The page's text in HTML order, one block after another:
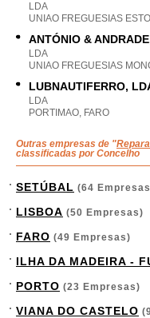
LDA
UNIAO FREGUESIAS
ANTÓNIO &
LDA
UNIAO FREGUESIAS
LUBNAUTIFERRO,
LDA
PORTIMAO, FARO
Outras empresas de "
classificadas por Concelho
SETÚBAL (64
LISBOA (50 Empresas)
FARO (49 Empresas)
ILHA DA MADEIRA -
PORTO (23 Empresas)
VIANA DO CASTELO